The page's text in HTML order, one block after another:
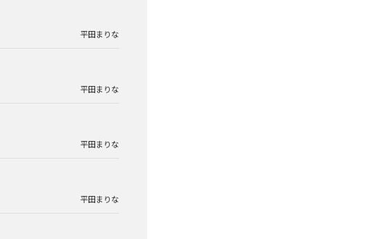
平田まりな
平田まりな
平田まりな
平田まりな